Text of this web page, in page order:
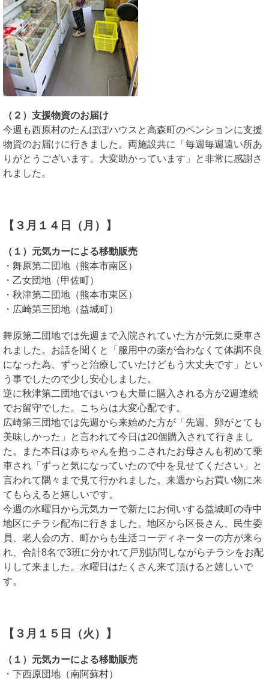
（２）支援物資のお届け
今週も西原村のたんぽぽハウスと高森町のペンションに支援
物資のお届けに行きました。両施設共に「毎週毎週遠い所あ
りがとうございます。大変助かっています」と非常に感謝さ
れました。
【３月１４日（月）】
（１）元気カーによる移動販売
・舞原第二団地（熊本市南区）
・乙女団地（甲佐町）
・秋津第二団地（熊本市東区）
・広崎第三団地（益城町）
舞原第二団地では先週まで入院されていた方が元気に乗車さ
れました。お話を聞くと「服用中の薬が合わなくて体調不良
になった為、ずっと治療していたけどもう大丈夫です」とい
う事でしたので少し安心しました。
逆に秋津第二団地ではいつも大量に購入される方が2週連続
でお留守でした。こちらは大変心配です。
広崎第三団地では先週から来始めた方が「先週、卵がとても
美味しかった」と言われて今日は20個購入されて行きまし
た。また本日は赤ちゃんを抱っこされたお母さんも初めて乗
車され「ずっと気になっていたので中を見せてください」と
言われて隅々まで見て行かれました。来週からお買い物に来
てもらえると嬉しいです。
今週の水曜日から元気カーで新たにお伺いする益城町の寺中
地区にチラシ配布に行きました。地区から区長さん、民生委
員、老人会の方、町からも生活コーディネーターの方が来ら
れ、合計8名で3班に分かれて戸別訪問しながらチラシをお配
りして来ました。水曜日はたくさん来て頂けると嬉しいで
す。
【３月１５日（火）】
（１）元気カーによる移動販売
・下西原団地（南阿蘇村）